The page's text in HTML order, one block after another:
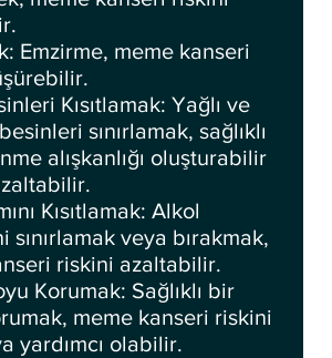
Emzirme, meme kanseri
Kısıtlamak: Yağlı ve
sınırlamak, sağlıklı
alışkanlığı oluşturabilir
Kısıtlamak: Alkol
sınırlamak veya bırakmak,
riskini azaltabilir.
Korumak: Sağlıklı bir
meme kanseri riskini
yardımcı olabilir.